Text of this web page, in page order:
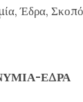
Έδρα,
ΕΔΡΑ